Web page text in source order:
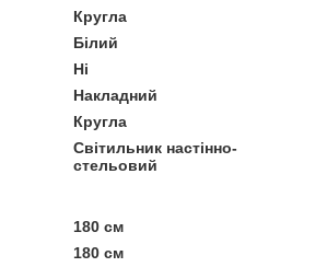
Кругла
Білий
Ні
Накладний
Кругла
Світильник настінно-
стельовий
180 см
180 см